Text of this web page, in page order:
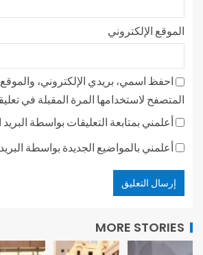
الموقع الإلكتروني
احفظ اسمي، بريدي الإلكتروني،
المتصفح لاستخدامها المرة المقبلة في
أعلمني بمتابعة التعليقات بواسطة البريد
أعلمني بالمواضيع الجديدة بواسطة البريد
MORE STORIES